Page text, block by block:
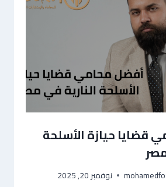
قضايا حيازة الأسلحة
نوفمبر 20, 2025